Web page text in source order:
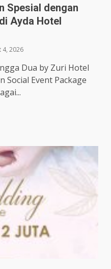
Spesial dengan
Ayda Hotel
4, 2026
Dua by Zuri Hotel
Event Package